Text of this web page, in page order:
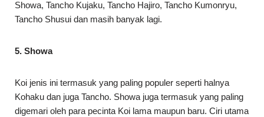
Showa, Tancho Kujaku, Tancho Hajiro, Tancho Kumonryu,
Tancho Shusui dan masih banyak lagi.
5. Showa
Koi jenis ini termasuk yang paling populer seperti halnya
Kohaku dan juga Tancho. Showa juga termasuk yang paling
digemari oleh para pecinta Koi lama maupun baru. Ciri utama